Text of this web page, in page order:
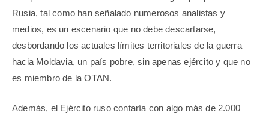
Rusia, tal como han señalado numerosos analistas y
medios, es un escenario que no debe descartarse,
desbordando los actuales límites territoriales de la guerra
hacia Moldavia, un país pobre, sin apenas ejército y que no
es miembro de la OTAN.
Además, el Ejército ruso contaría con algo más de 2.000